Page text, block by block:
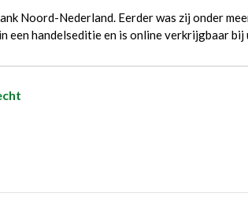
Noord-Nederland. Eerder was zij onder
handelseditie en is online verkrijgbaar bij